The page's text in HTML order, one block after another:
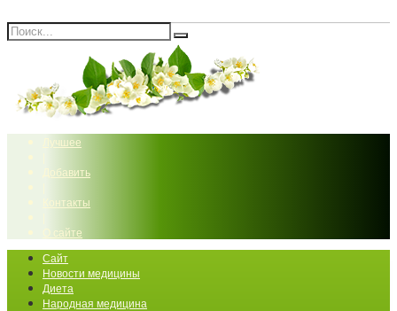
Лучшее
Добавить
Контакты
О сайте
Сайт
Новости медицины
Диета
Народная медицина